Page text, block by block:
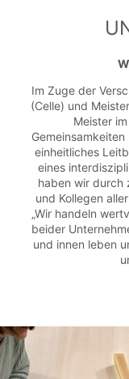
Im Zuge der
(Celle) und
Meister
einheitliches
eines
haben wir durch
und Kollegen
„Wir handeln
beider
und innen leben